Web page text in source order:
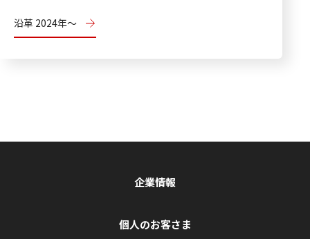
沿革 2024年～
企業情報
個人のお客さま